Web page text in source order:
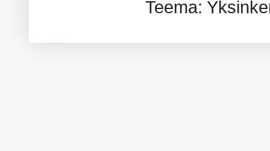
Teema: